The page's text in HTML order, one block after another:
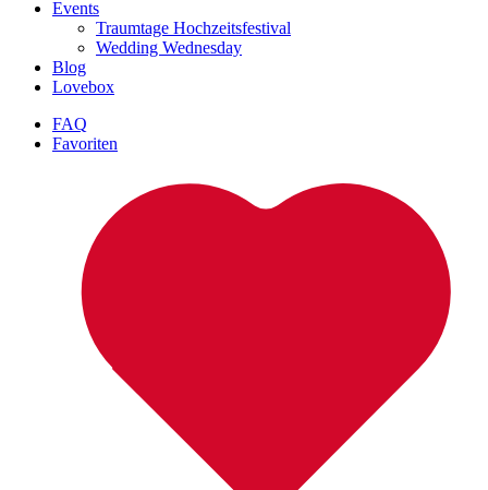
Events
Traumtage Hochzeitsfestival
Wedding Wednesday
Blog
Lovebox
FAQ
Favoriten